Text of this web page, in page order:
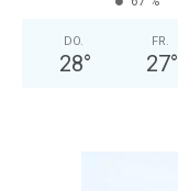
DO.
28°
FR.
27°